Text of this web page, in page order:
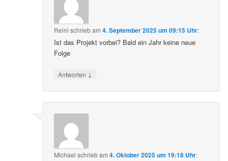
Reini schriebam4. September 2025 um 09:15 Uhr:
Ist das Projekt vorbei? Bald ein Jahr keine neue
Folge
Antworten ↓
Michael schriebam4. Oktober 2025 um 19:18 Uhr: